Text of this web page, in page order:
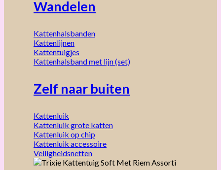
Wandelen
Kattenhalsbanden
Kattenlijnen
Kattentuigjes
Kattenhalsband met lijn (set)
Zelf naar buiten
Kattenluik
Kattenluik grote katten
Kattenluik op chip
Kattenluik accessoire
Veiligheidsnetten